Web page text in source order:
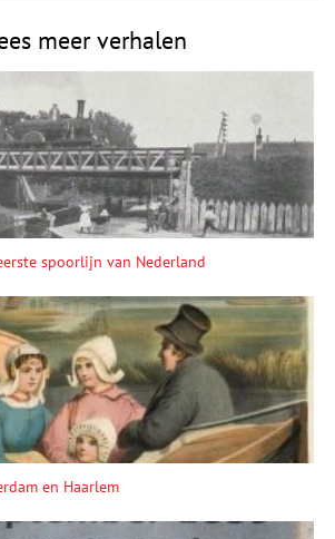
meer verhalen
spoorlijn van Nederland
en Haarlem